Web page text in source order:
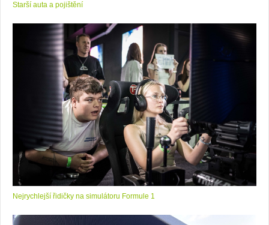
Starší auta a pojištění
Nejrychlejší řidičky na simulátoru Formule 1